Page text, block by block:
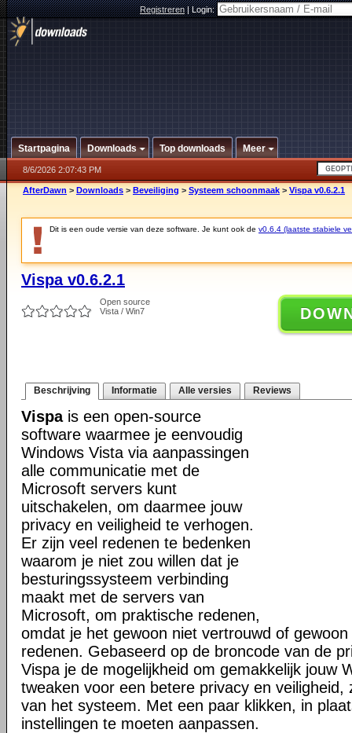
Registreren|Login:
Startpagina Downloads Top downloads Meer
8/6/2026 2:07:43 PM
AfterDawn > Downloads > Beveiliging > Systeem schoonmaak > Vispa v0.6.2.1
Dit is een oude versie van deze software. Je kunt ook de v0.6.4 (laatste stabiele
Vispa v0.6.2.1
Open source
Vista / Win7
Beschrijving Informatie Alle versies Reviews
Vispais een open-source
software waarmee je eenvoudig
Windows Vista via aanpassingen
alle communicatie met de
Microsoft servers kunt
uitschakelen, om daarmee jouw
privacy en veiligheid te verhogen.
Er zijn veel redenen te bedenken
waarom je niet zou willen dat je
besturingssysteem verbinding
maakt met de servers van
Microsoft, om praktische redenen,
omdat je het gewoon niet vertrouwd of
redenen. Gebaseerd op de broncode van de
Vispa je de mogelijkheid om gemakkelijk jouw
tweaken voor een betere privacy en veiligheid,
van het systeem. Met een paar klikken, in
instellingen te moeten aanpassen.